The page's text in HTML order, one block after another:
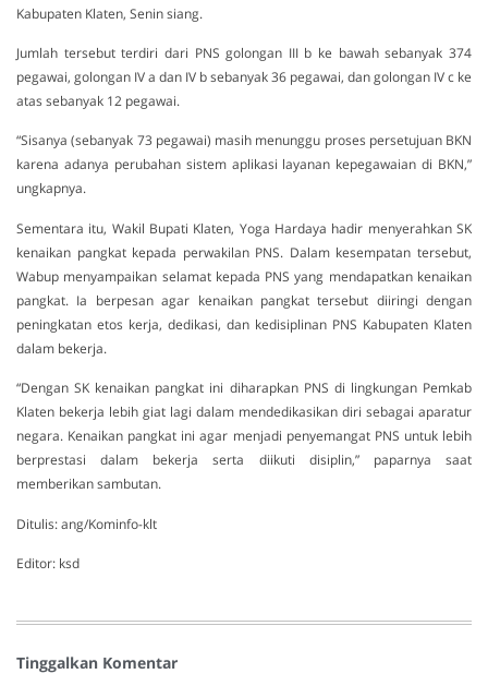
Kabupaten Klaten, Senin siang.
Jumlah tersebut terdiri dari PNS golongan III b ke bawah sebanyak 374
pegawai, golongan IV a dan IV b sebanyak 36 pegawai, dan golongan IV c ke
atas sebanyak 12 pegawai.
“Sisanya (sebanyak 73 pegawai) masih menunggu proses persetujuan BKN
karena adanya perubahan sistem aplikasi layanan kepegawaian di BKN,”
ungkapnya.
Sementara itu, Wakil Bupati Klaten, Yoga Hardaya hadir menyerahkan SK
kenaikan pangkat kepada perwakilan PNS. Dalam kesempatan tersebut,
Wabup menyampaikan selamat kepada PNS yang mendapatkan kenaikan
pangkat. Ia berpesan agar kenaikan pangkat tersebut diiringi dengan
peningkatan etos kerja, dedikasi, dan kedisiplinan PNS Kabupaten Klaten
dalam bekerja.
“Dengan SK kenaikan pangkat ini diharapkan PNS di lingkungan Pemkab
Klaten bekerja lebih giat lagi dalam mendedikasikan diri sebagai aparatur
negara. Kenaikan pangkat ini agar menjadi penyemangat PNS untuk lebih
berprestasi dalam bekerja serta diikuti disiplin,” paparnya saat
memberikan sambutan.
Ditulis: ang/Kominfo-klt
Editor: ksd
Tinggalkan Komentar